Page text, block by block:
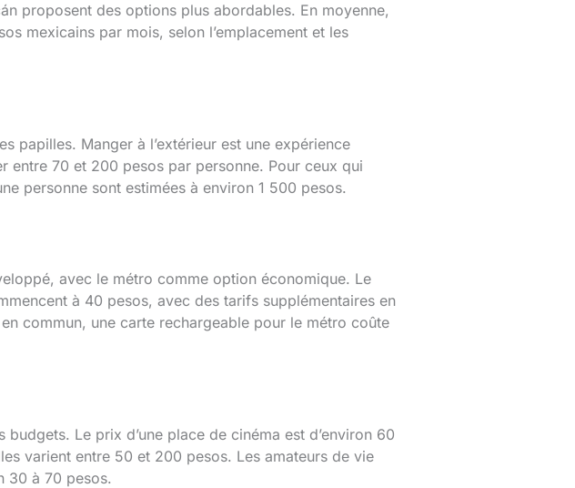
proposent des options plus abordables. En moyenne,
mexicains par mois, selon l’emplacement et les
papilles. Manger à l’extérieur est une expérience
entre 70 et 200 pesos par personne. Pour ceux qui
personne sont estimées à environ 1 500 pesos.
avec le métro comme option économique. Le
à 40 pesos, avec des tarifs supplémentaires en
commun, une carte rechargeable pour le métro coûte
Le prix d’une place de cinéma est d’environ 60
varient entre 50 et 200 pesos. Les amateurs de vie
30 à 70 pesos.